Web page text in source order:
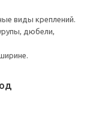
виды креплений.
дюбели,